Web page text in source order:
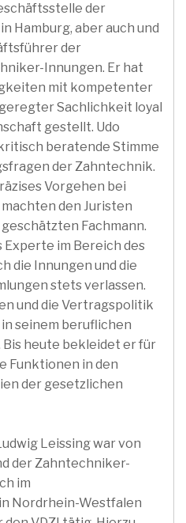
der
Hamburg, aber auch und
der
Innungen. Er hat
mit kompetenter
Sachlichkeit loyal
gestellt. Udo
beratende Stimme
der Zahntechnik.
Vorgehen bei
den Juristen
Fachmann.
im Bereich des
die Innungen und die
stets verlassen.
und die Vertragspolitik
seinem beruflichen
heute bekleidet er für
Funktionen in den
der gesetzlichen
Leissing war von
der Zahntechniker-
im
Nordrhein-Westfalen